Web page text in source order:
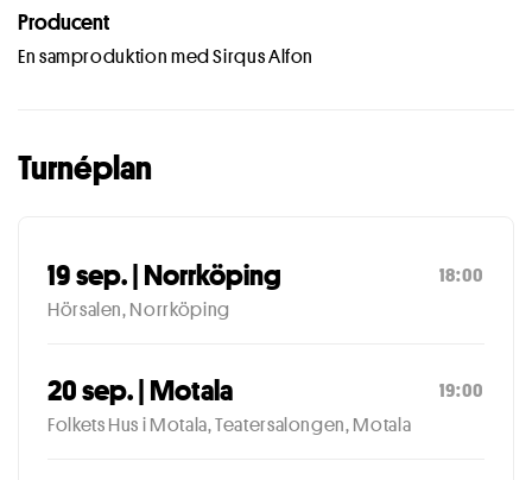
Producent
En samproduktion med Sirqus Alfon
Turnéplan
19 sep. | Norrköping
Hörsalen, Norrköping
18:00
20 sep. | Motala
Folkets Hus i Motala, Teatersalongen, Motala
19:00